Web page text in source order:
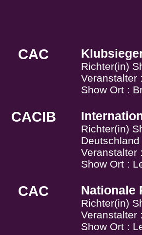
CAC
Richter(in)
Veranstalter
Show Ort :
CACIB
Richter(in)
Deutschland
Veranstalter
Show Ort :
CAC Nationale
Richter(in)
Veranstalter
Show Ort :